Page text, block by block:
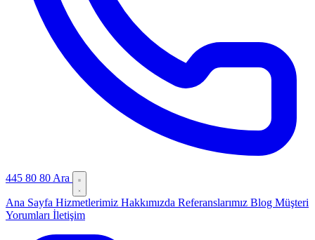
445 80 80 Ara
Ana Sayfa Hizmetlerimiz Hakkımızda Referanslarımız Blog Müşteri
Yorumları İletişim